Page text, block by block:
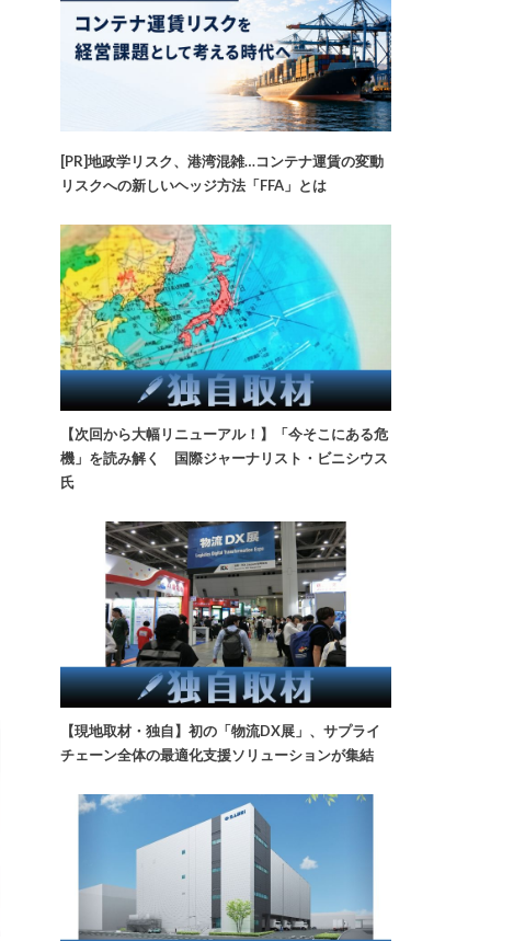
[PR]地政学リスク、港湾混雑…コンテナ運賃の変動
リスクへの新しいヘッジ方法「FFA」とは
【次回から大幅リニューアル！】「今そこにある危
機」を読み解く 国際ジャーナリスト・ビニシウス
氏
【現地取材・独自】初の「物流DX展」、サプライ
チェーン全体の最適化支援ソリューションが集結